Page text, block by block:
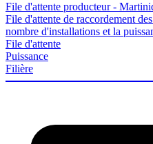
File d'attente producteur -
File d'attente de raccordement
nombre d'installations et la
File d'attente
Puissance
Filière